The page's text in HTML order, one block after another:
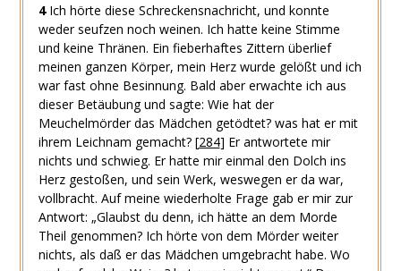
4Ich hörte diese Schreckensnachricht, und konnte
weder seufzen noch weinen. Ich hatte keine Stimme
und keine Thränen. Ein fieberhaftes Zittern überlief
meinen ganzen Körper, mein Herz wurde gelößt und ich
war fast ohne Besinnung. Bald aber erwachte ich aus
dieser Betäubung und sagte: Wie hat der
Meuchelmörder das Mädchen getödtet? was hat er mit
ihrem Leichnam gemacht? [284] Er antwortete mir
nichts und schwieg. Er hatte mir einmal den Dolch ins
Herz gestoßen, und sein Werk, weswegen er da war,
vollbracht. Auf meine wiederholte Frage gab er mir zur
Antwort: „Glaubst du denn, ich hätte an dem Morde
Theil genommen? Ich hörte von dem Mörder weiter
nichts, als daß er das Mädchen umgebracht habe. Wo